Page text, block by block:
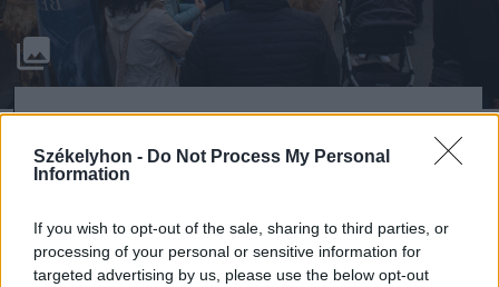
Székelyhon - Do Not Process My Personal
Information
If you wish to opt-out of the sale, sharing to third parties, or
processing of your personal or sensitive information for
targeted advertising by us, please use the below opt-out
Gyergyószék Gyergyószentmiklós